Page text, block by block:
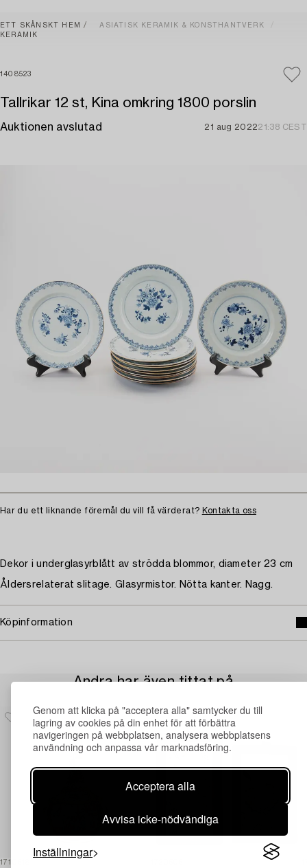
Genom att klicka på "acceptera alla" samtycker du till
lagring av cookies på din enhet för att förbättra
navigeringen på webbplatsen, analysera webbplatsens
användning och anpassa vår marknadsföring.
Acceptera alla
Avvisa icke-nödvändiga
Inställningar
ETT SKÅNSKT HEM
ASIATISK KERAMIK & KONSTHANTVERK
KERAMIK
1408523
Tallrikar 12 st, Kina omkring 1800 porslin
Auktionen avslutad 21 aug 202221:38 CEST
Har du ett liknande föremål du vill få värderat? Kontakta oss
Dekor i underglasyrblått av strödda blommor, diameter 23 cm
Åldersrelaterat slitage. Glasyrmistor. Nötta kanter. Nagg.
Köpinformation
Andra har även tittat på
1710518